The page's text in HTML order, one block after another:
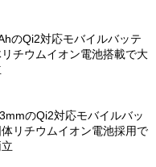
のQi2対応モバイルバッテ
チウムイオン電池搭載で大
のQi2対応モバイルバッ
リチウムイオン電池採用で